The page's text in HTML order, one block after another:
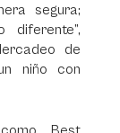
segura;
de
niño con